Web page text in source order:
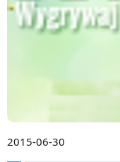
2015-06-30